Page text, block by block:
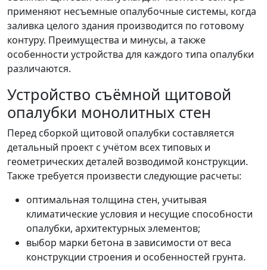
применяют несъемные опалубочные системы, когда
заливка целого здания производится по готовому
контуру. Преимущества и минусы, а также
особенности устройства для каждого типа опалубки
различаются.
Устройство съёмной щитовой
опалубки монолитных стен
Перед сборкой щитовой опалубки составляется
детальный проект с учётом всех типовых и
геометрических деталей возводимой конструкции.
Также требуется произвести следующие расчеты:
оптимальная толщина стен, учитывая
климатические условия и несущие способности
опалубки, архитектурных элементов;
выбор марки бетона в зависимости от веса
конструкции строения и особенностей грунта.